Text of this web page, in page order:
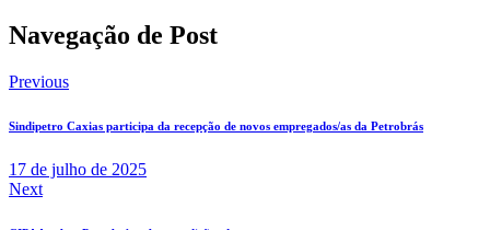
Navegação de Post
Previous
Sindipetro Caxias participa da recepção de novos empregados/as da Petrobrás
17 de julho de 2025
Next